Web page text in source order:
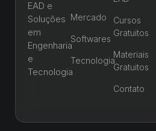
EAD e
Soluções
em
Engenharia
e
Tecnologia
Mercado
Softwares
Tecnologia
Cursos
Gratuitos
Materiais
Gratuitos
Contato